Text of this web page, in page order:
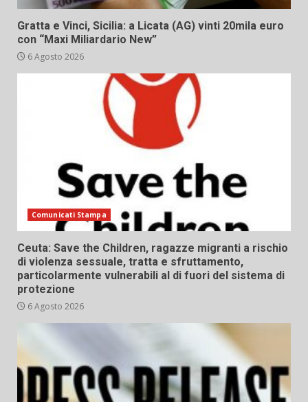
Gratta e Vinci, Sicilia: a Licata (AG) vinti 20mila euro
con “Maxi Miliardario New”
6 Agosto 2026
Comunicati Stampa
Ceuta: Save the Children, ragazze migranti a rischio
di violenza sessuale, tratta e sfruttamento,
particolarmente vulnerabili al di fuori del sistema di
protezione
6 Agosto 2026